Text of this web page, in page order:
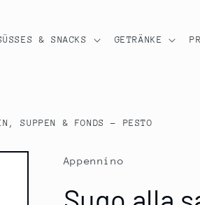
& SNACKS GETRÄNKE
SUPPEN & FONDS - PESTO
Appennino